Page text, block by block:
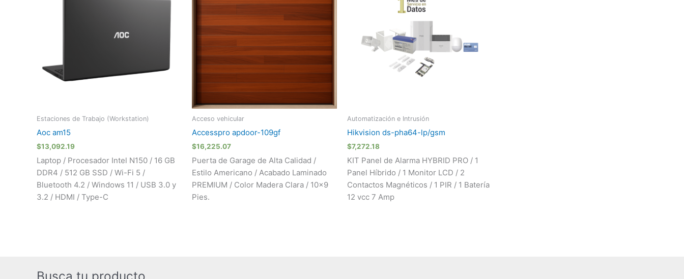
Estaciones de Trabajo (Workstation)
Aoc am15
$13,092.19
Laptop / Procesador Intel N150 / 16 GB
DDR4 / 512 GB SSD / Wi-Fi 5 /
Bluetooth 4.2 / Windows 11 / USB 3.0 y
3.2 / HDMI / Type-C
Acceso vehicular
Accesspro apdoor-109gf
$16,225.07
Puerta de Garage de Alta Calidad /
Estilo Americano / Acabado Laminado
PREMIUM / Color Madera Clara / 10×9
Pies.
Automatización e Intrusión
Hikvision ds-pha64-lp/gsm
$7,272.18
KIT Panel de Alarma HYBRID PRO / 1
Panel Híbrido / 1 Monitor LCD / 2
Contactos Magnéticos / 1 PIR / 1 Batería
12 vcc 7 Amp
Busca tu producto